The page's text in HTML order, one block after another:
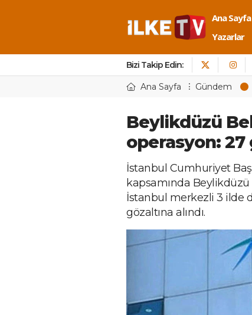
Ana Sayfa
Yazarlar
Bizi Takip Edin:
Ana Sayfa Gündem
Beylikdüzü
operasyon: 27
İstanbul Cumhuriyet
kapsamında
İstanbul merkezli 3 ilde
gözaltına alındı.